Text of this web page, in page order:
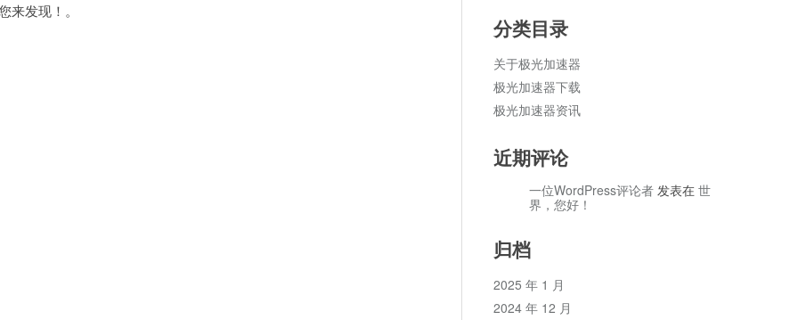
发现！。
分类目录
关于极光加速器
极光加速器下载
极光加速器资讯
近期评论
一位WordPress评论者 发表在 世
界，您好！
归档
2025 年 1 月
2024 年 12 月